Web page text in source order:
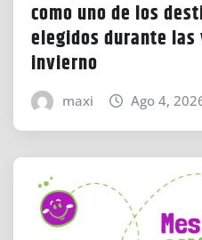
como uno de los
elegidos durante las
invierno
maxi Ago 4,